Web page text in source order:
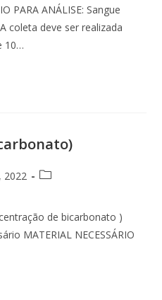
PARA ANÁLISE: Sangue
A coleta deve ser realizada
10…
2022
de bicarbonato )
MATERIAL NECESSÁRIO